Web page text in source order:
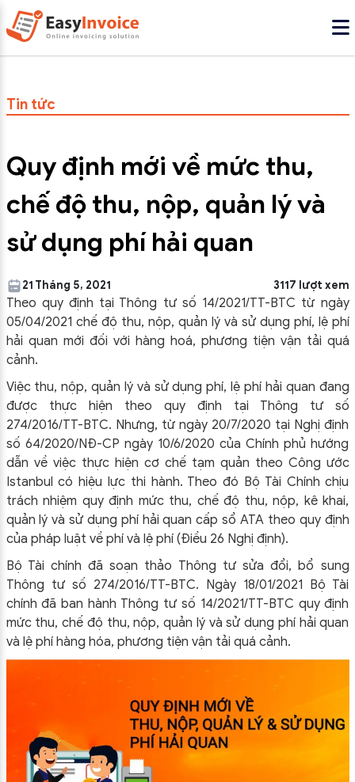
Tin tức
Quy định mới về mức thu,
chế độ thu, nộp, quản lý và
sử dụng phí hải quan
21 Tháng 5, 2021 3117 lượt xem
Theo quy định tại Thông tư số 14/2021/TT-BTC từ ngày
05/04/2021 chế độ thu, nộp, quản lý và sử dụng phí, lệ phí
hải quan mới đối với hàng hoá, phương tiện vận tải quá
cảnh.
Việc thu, nộp, quản lý và sử dụng phí, lệ phí hải quan đang
được thực hiện theo quy định tại Thông tư số
274/2016/TT-BTC. Nhưng, từ ngày 20/7/2020 tại Nghị định
số 64/2020/NĐ-CP ngày 10/6/2020 của Chính phủ hướng
dẫn về việc thực hiện cơ chế tạm quản theo Công ước
Istanbul có hiệu lực thi hành. Theo đó Bộ Tài Chính chịu
trách nhiệm quy định mức thu, chế độ thu, nộp, kê khai,
quản lý và sử dụng phí hải quan cấp sổ ATA theo quy định
của pháp luật về phí và lệ phí (Điều 26 Nghị định).
Bộ Tài chính đã soạn thảo Thông tư sửa đổi, bổ sung
Thông tư số 274/2016/TT-BTC. Ngày 18/01/2021 Bộ Tài
chính đã ban hành Thông tư số 14/2021/TT-BTC quy định
mức thu, chế độ thu, nộp, quản lý và sử dụng phí hải quan
và lệ phí hàng hóa, phương tiện vận tải quá cảnh.